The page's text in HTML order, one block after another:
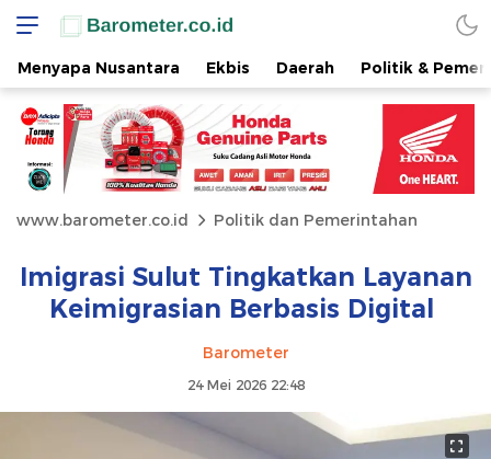
Menyapa Nusantara Ekbis Daerah Politik &
www.barometer.co.id Politik dan Pemerintahan
Imigrasi Sulut Tingkatkan Layanan
Keimigrasian Berbasis Digital
Barometer
24 Mei 2026 22:48